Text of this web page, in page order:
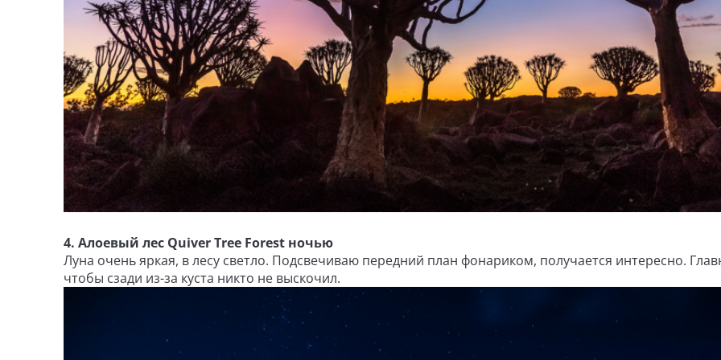
4. Алоевый лес Quiver Tree Forest ночью
Луна очень яркая, в лесу светло. Подсвечиваю передний план фонариком, получается интересно.
чтобы сзади из-за куста никто не выскочил.